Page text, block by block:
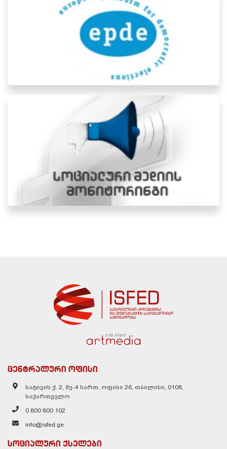
created
ცენტრალური ოფისი
სატივის ქ. 2, მე-4 სართ, ოფისი 26, თბილისი, 0108,
საქართველო
0 800 800 102
info@isfed.ge
სოციალური ქსელები